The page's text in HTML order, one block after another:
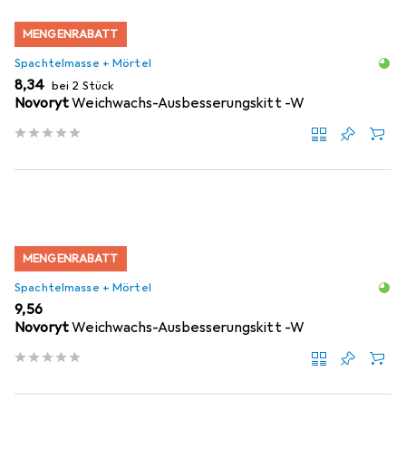
MENGENRABATT
Spachtelmasse + Mörtel
EUR
8,34 bei 2 Stück
NovorytWeichwachs-Ausbesserungskitt -W
MENGENRABATT
Spachtelmasse + Mörtel
EUR
9,56
NovorytWeichwachs-Ausbesserungskitt -W